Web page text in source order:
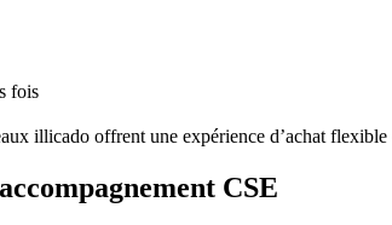
fois
illicado offrent une expérience d’achat
CSE